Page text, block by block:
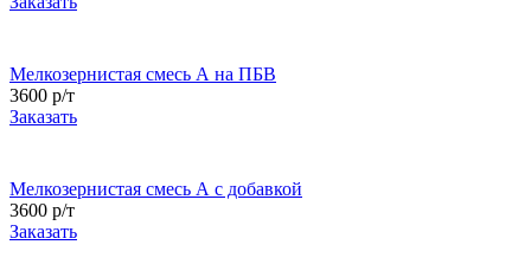
Мелкозернистая смесь А на ПБВ
3600 р/т
Заказать
Мелкозернистая смесь А с добавкой
3600 р/т
Заказать